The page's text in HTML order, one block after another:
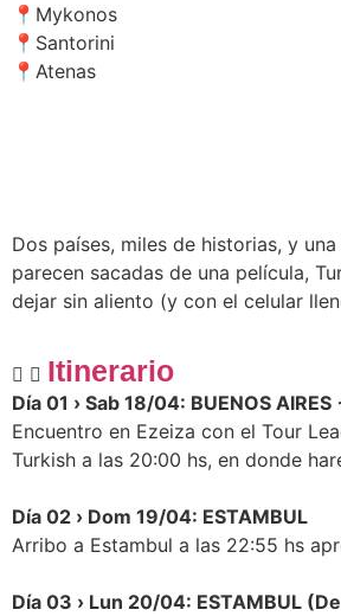
📍Mykonos
📍Santorini
📍Atenas
Dos países, miles de historias, y
parecen sacadas de una película,
dejar sin aliento (y con el celular
Itinerario
Día 01 › Sab 18/04: BUENOS
Encuentro en Ezeiza con el Tour
Turkish a las 20:00 hs, en donde
Día 02 › Dom 19/04: ESTAMBUL
Arribo a Estambul a las 22:55 hs
Día 03 › Lun 20/04: ESTAMBUL